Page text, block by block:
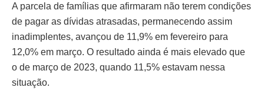
A parcela de famílias que afirmaram não terem condições
de pagar as dívidas atrasadas, permanecendo assim
inadimplentes, avançou de 11,9% em fevereiro para
12,0% em março. O resultado ainda é mais elevado que
o de março de 2023, quando 11,5% estavam nessa
situação.